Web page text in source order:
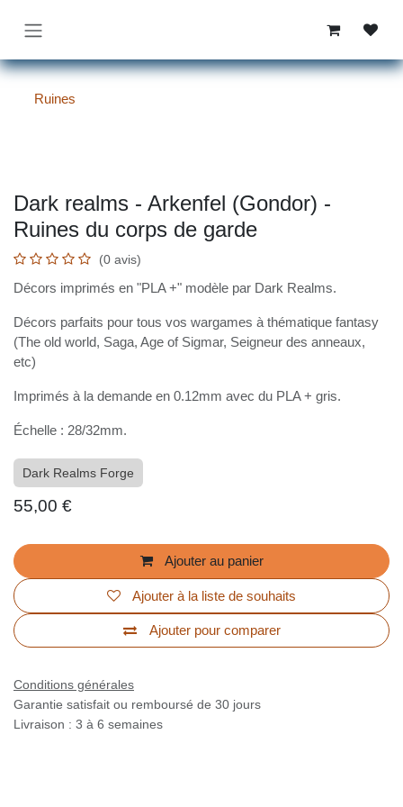
Ruines
Dark realms - Arkenfel (Gondor) -
Ruines du corps de garde
(0 avis)
Décors imprimés en "PLA +" modèle par Dark Realms.
Décors parfaits pour tous vos wargames à thématique
fantasy (The old world, Saga, Age of Sigmar, Seigneur
des anneaux, etc)
Imprimés à la demande en 0.12mm avec du PLA + gris.
Échelle : 28/32mm.
Dark Realms Forge
55,00 €
Ajouter au panier
Ajouter pour comparer
Ajouter à la liste de souhaits
Conditions générales
Garantie satisfait ou remboursé de 30 jours
Livraison : 3 à 6 semaines